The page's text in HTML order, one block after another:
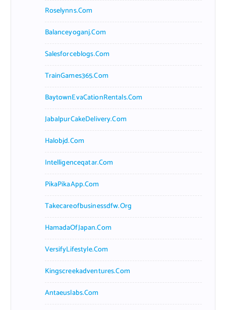
Roselynns.com
Balanceyoganj.com
Salesforceblogs.com
TrainGames365.com
BaytownEvaCationRentals.com
JabalpurCakeDelivery.com
Halobjd.com
Intelligenceqatar.com
PikaPikaApp.com
Takecareofbusinessdfw.org
HamadaOfJapan.com
VersifyLifestyle.com
Kingscreekadventures.com
Antaeuslabs.com